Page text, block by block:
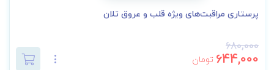
پرستاری مراقبت‌های ویژه قلب و عروق تلان
680,000
644,000 تومان